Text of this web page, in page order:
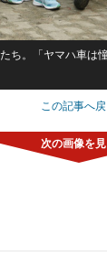
ち。「ヤマハ車は
この記事へ